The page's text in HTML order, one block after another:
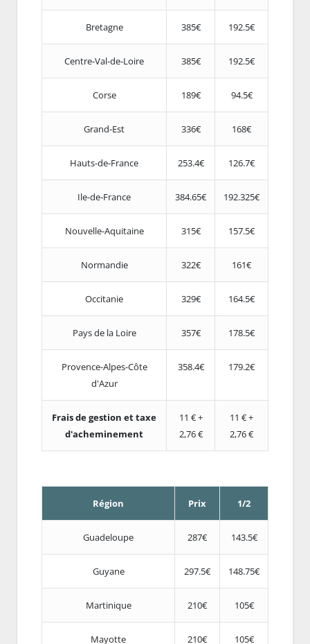
Bretagne 385€ 192.5€
Centre-Val-de-Loire 385€ 192.5€
Corse 189€ 94.5€
Grand-Est 336€ 168€
Hauts-de-France 253.4€ 126.7€
Ile-de-France 384.65€ 192.325€
Nouvelle-Aquitaine 315€ 157.5€
Normandie 322€ 161€
Occitanie 329€ 164.5€
Pays de la Loire 357€ 178.5€
Provence-Alpes-Côte
d'Azur
358.4€ 179.2€
Frais de gestion et taxe
d'acheminement
11 € +
2,76 €
11 € +
2,76 €
Région Prix 1/2
Guadeloupe 287€ 143.5€
Guyane 297.5€ 148.75€
Martinique 210€ 105€
Mayotte 210€ 105€